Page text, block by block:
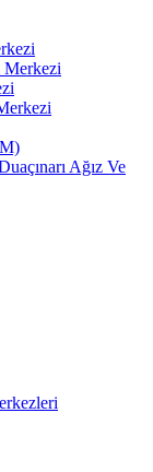
Merkezi
Ağız Ve